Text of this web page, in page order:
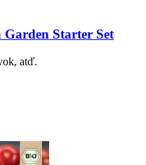
Starter Set
atď.